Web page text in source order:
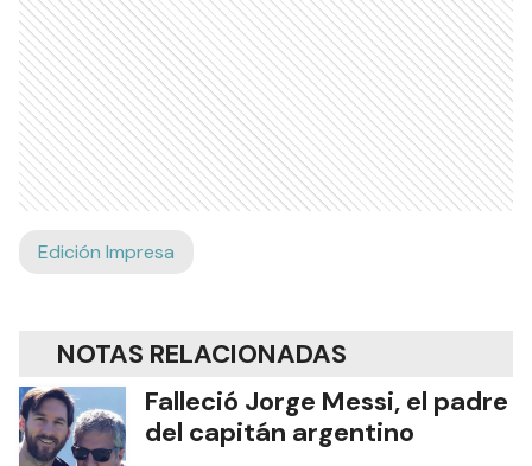
Edición Impresa
NOTAS RELACIONADAS
Falleció Jorge Messi, el padre
del capitán argentino